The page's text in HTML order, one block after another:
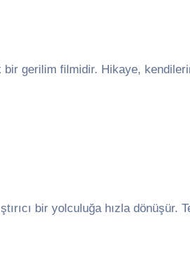
gerilim filmidir. Hikaye,
bir yolculuğa hızla dönüşür.